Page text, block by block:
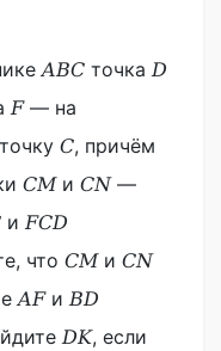
ABC точкаD
F— на
C, причём
CMиCN—
иFCD
что CMи CN
AFиBD
DK, если